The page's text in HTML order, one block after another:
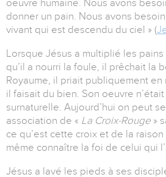
oeuvre humaine. Nous avons
donner un pain. Nous avons
vivant qui est descendu du ciel » (
Lorsque Jésus a multiplié les
qu’il a nourri la foule, il prêchait la
Royaume, il priait publiquement en
il faisait du bien. Son oeuvre
surnaturelle. Aujourd’hui on peut
association de « La Croix-Rouge »
ce qu’est cette croix et de la
même connaître la foi de celui qui
Jésus a lavé les pieds à ses